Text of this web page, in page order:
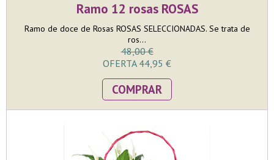
Ramo 12 rosas ROSAS
Ramo de doce de Rosas ROSAS SELECCIONADAS. Se trata de
ros...
48,00 €
OFERTA 44,95 €
COMPRAR